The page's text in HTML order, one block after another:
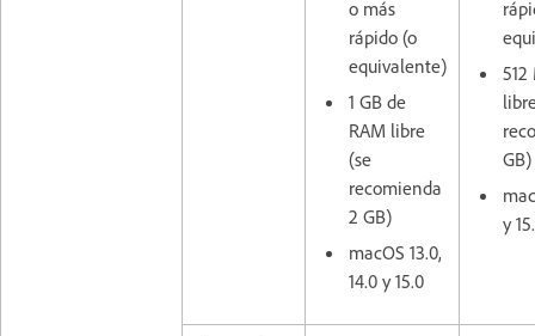
o más
rápido (o
equivalente)
1 GB de
RAM libre
(se
recomienda
2 GB)
macOS 13.0,
14.0 y 15.0
512
GB)
y